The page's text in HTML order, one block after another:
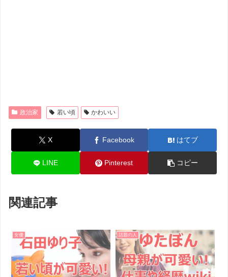
政治家 若い頃 かわいい
X Facebook はてブ
LINE Pinterest コピー
関連記事
女優 話題の人